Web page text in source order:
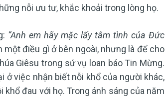
nỗi ưu tư, khắc khoải trong lòng họ.
“Anh em hãy mặc lấy tâm tình của Đức
một điều gì ở bên ngoài, nhưng là để cho
Giêsu trong sứ vụ loan báo Tin Mừng.
ở việc nhận biết nỗi khổ của người khác,
đau với họ. Trong ánh sáng của năm